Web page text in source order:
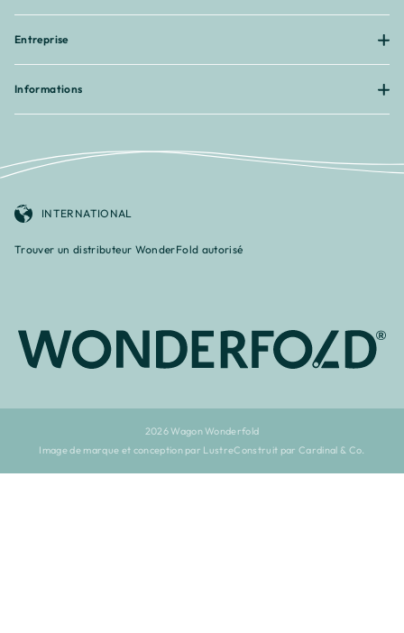
Entreprise
Informations
INTERNATIONAL
Trouver un distributeur WonderFold autorisé
2026 Wagon Wonderfold
Image de marque et conception par LustreConstruit par Cardinal & Co.